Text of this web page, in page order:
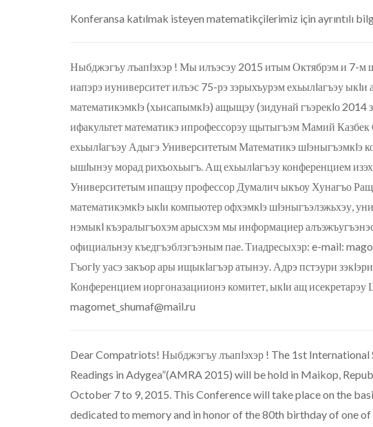
Konferansa katılmak isteyen matematikçilerimiz için ayrıntılı
Ныбджэгъу лъапlэхэр ! Мы илъэсэу 2015 итым Октябрэм и 7-м
иапэрэ иуниверситет илъэс 75-рэ зэрыхъурэм ехьылlагъэу
математикэмкlэ (хьисапымкlэ) ащыщэу (зидунай гъэрекlо
ифакультет математикэ ипрофессорэу щытыгъэм Мамий
ехьылlагъэу Адыгэ Университетым Математикэ шlэныгъэмкlэ
ышlынэу морад рихъохьыгъ. Ащ ехьылlагъэу конференцием
Университетым ипащэу профессор Думалич ыкъоу Хунагъо
математикэмкlэ ыкlи компьютер офхэмкlэ шlэныгъэлэжьхэу,
нэмыкl къэралыгъохэм арысхэм мы информациер
официальнэу къедгъэблэгъэным пае. Тиадресыхэр: e-mail:
Гъогlу уасэ закъор ары ищыкlагъэр атынэу. Адрэ пстэури
Конференцием иоргоназациионэ комитет, ыкlи ащ
magomet_shumaf@mail.ru
Dear Compatriots! Ныбджэгъу лъапlэхэр ! The 1st
Readings in Adygea”(AMRA 2015) will be hold in Maikop,
October 7 to 9, 2015. This Conference will take place on the
dedicated to memory and in honor of the 80th birthday of one